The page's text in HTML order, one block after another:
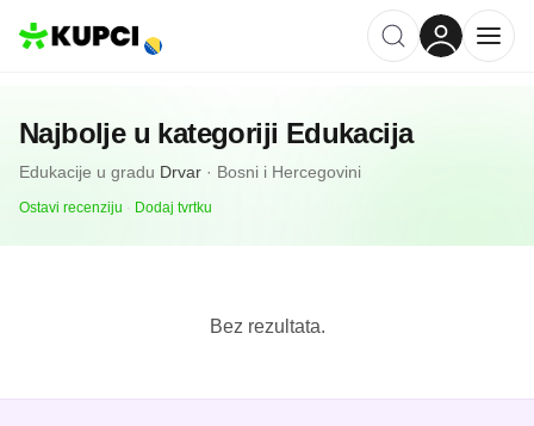
Najbolje u kategoriji Edukacija
Edukacije u gradu Drvar · Bosni i Hercegovini
Ostavi recenziju Dodaj tvrtku
Bez rezultata.